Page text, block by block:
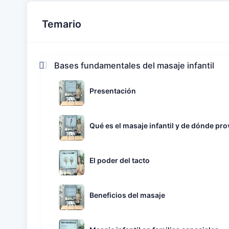
Temario
Bases fundamentales del masaje infantil
Presentación
Qué es el masaje infantil y de dónde
El poder del tacto
Beneficios del masaje